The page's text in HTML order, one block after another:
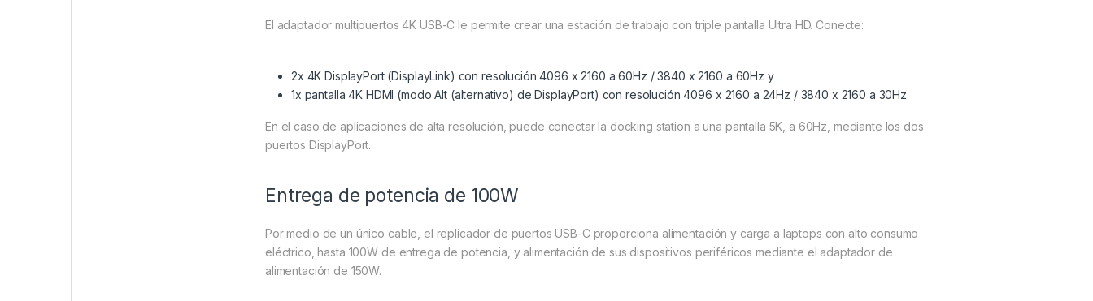
El adaptador multipuertos 4K USB-C le permite crear una estación de trabajo con triple pantalla Ultra HD. Conecte:
2x 4K DisplayPort (DisplayLink) con resolución 4096 x 2160 a 60Hz / 3840 x 2160 a 60Hz y
1x pantalla 4K HDMI (modo Alt (alternativo) de DisplayPort) con resolución 4096 x 2160 a 24Hz / 3840 x 2160 a 30Hz
En el caso de aplicaciones de alta resolución, puede conectar la docking station a una pantalla 5K, a 60Hz, mediante los dos
puertos DisplayPort.
Entrega de potencia de 100W
Por medio de un único cable, el replicador de puertos USB-C proporciona alimentación y carga a laptops con alto consumo
eléctrico, hasta 100W de entrega de potencia, y alimentación de sus dispositivos periféricos mediante el adaptador de
alimentación de 150W.